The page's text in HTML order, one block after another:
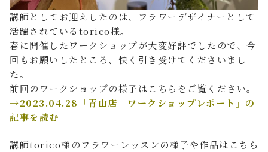
講師としてお迎えしたのは、フラワーデザイナーとして
活躍されているtorico様。
春に開催したワークショップが大変好評でしたので、今
回もお願いしたところ、快く引き受けてくださいまし
た。
前回のワークショップの様子はこちらをご覧ください。
→2023.04.28「青山店 ワークショップレポート」の
記事を読む
講師torico様のフラワーレッスンの様子や作品はこちら